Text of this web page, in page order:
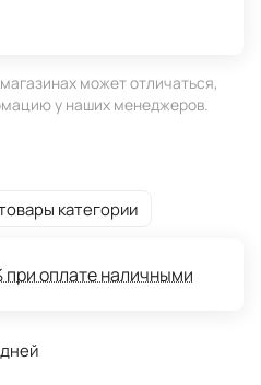
может отличаться,
у наших менеджеров.
категории
при оплате наличными